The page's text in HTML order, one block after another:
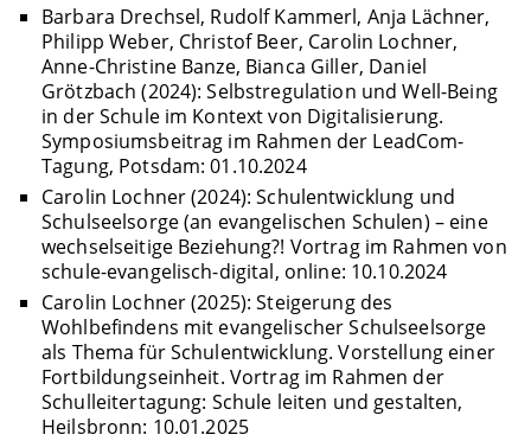
Barbara Drechsel, Rudolf Kammerl, Anja Lächner,
Philipp Weber, Christof Beer, Carolin Lochner,
Anne-Christine Banze, Bianca Giller, Daniel
Grötzbach (2024): Selbstregulation und Well-Being
in der Schule im Kontext von Digitalisierung.
Symposiumsbeitrag im Rahmen der LeadCom-
Tagung, Potsdam: 01.10.2024
Carolin Lochner (2024): Schulentwicklung und
Schulseelsorge (an evangelischen Schulen) – eine
wechselseitige Beziehung?! Vortrag im Rahmen von
schule-evangelisch-digital, online: 10.10.2024
Carolin Lochner (2025): Steigerung des
Wohlbefindens mit evangelischer Schulseelsorge
als Thema für Schulentwicklung. Vorstellung einer
Fortbildungseinheit. Vortrag im Rahmen der
Schulleitertagung: Schule leiten und gestalten,
Heilsbronn: 10.01.2025